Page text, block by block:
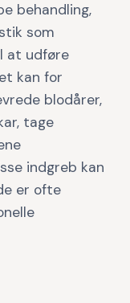
behandling,
som
at udføre
kan for
blodårer,
tage
indgreb kan
er ofte